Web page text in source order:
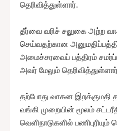
தெரிவித்துள்ளார்.
தீர்வை வரிச் சலுகை அற்ற
செய்வதற்கான
அமைச்சரவைப் பத்திரம்
அவர் மேலும்
தற்போது வாகன இறக்குமதி
வங்கி முறையின் மூலம்
வெளிநாடுகளில்